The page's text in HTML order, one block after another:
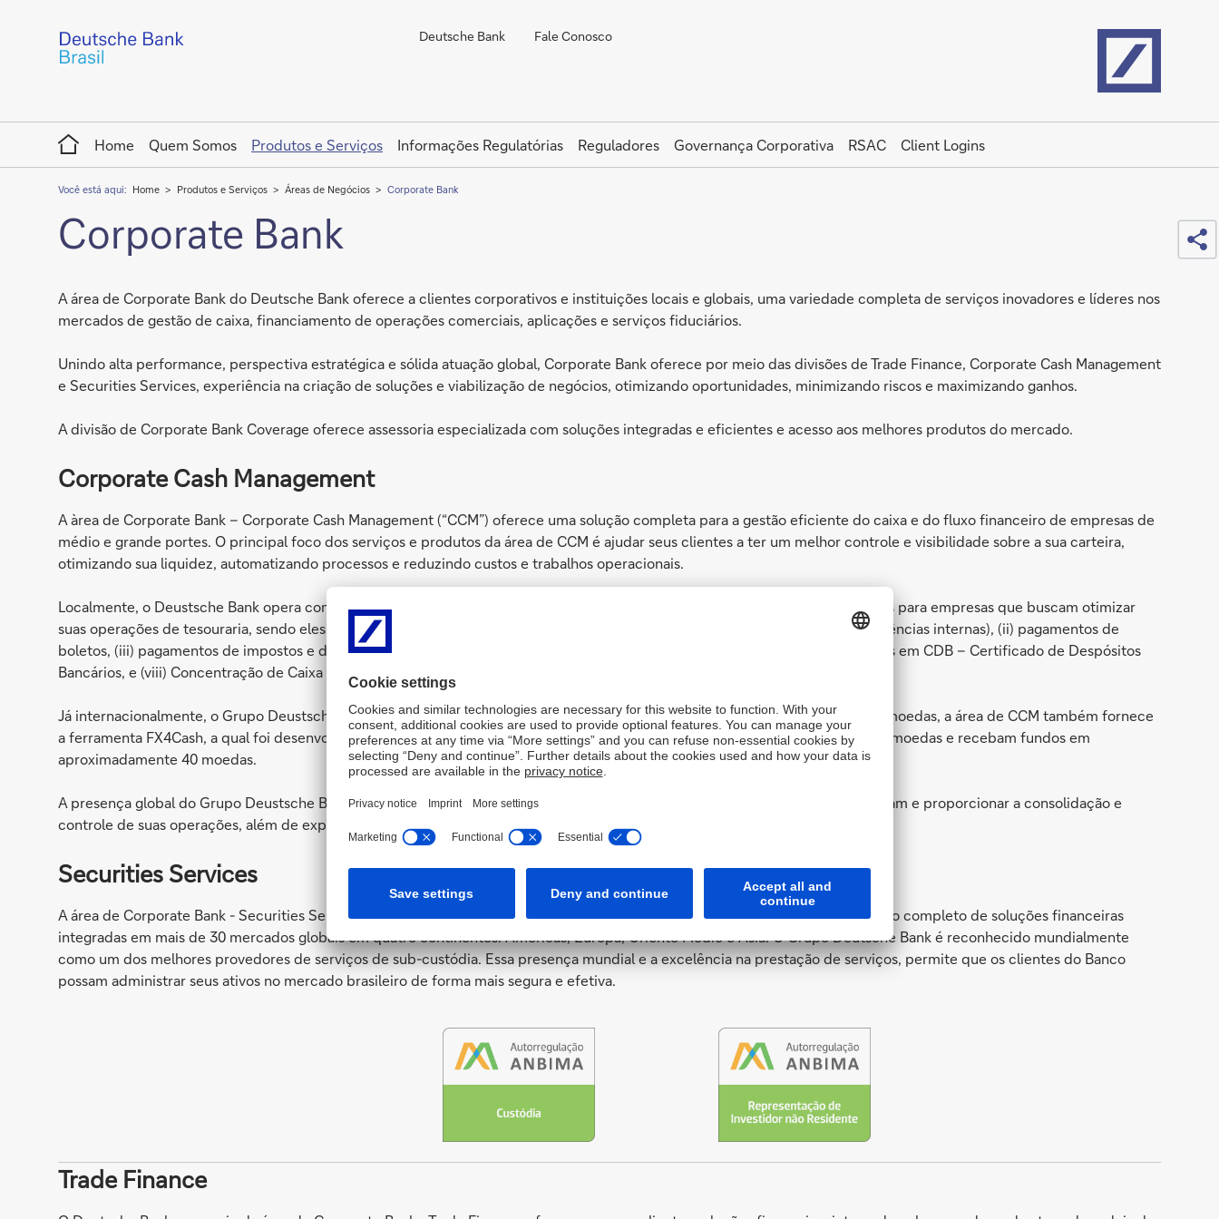
Deutsche Bank Fale Conosco
Home
Home
Quem Somos Produtos e Serviços Informações Regulatórias Reguladores Governança Corporativa RSAC Client Logins
Você está aqui: Home Produtos e Serviços Áreas de Negócios Corporate Bank
Corporate Bank
A área de Corporate Bank do Deutsche Bank oferece a clientes corporativos e instituições locais e globais, uma variedade completa de serviços inovadores e líderes nos
mercados de gestão de caixa, financiamento de operações comerciais, aplicações e serviços fiduciários.
Unindo alta performance, perspectiva estratégica e sólida atuação global, Corporate Bank oferece por meio das divisões de Trade Finance, Corporate Cash Management
e Securities Services, experiência na criação de soluções e viabilização de negócios, otimizando oportunidades, minimizando riscos e maximizando ganhos.
A divisão de Corporate Bank Coverage oferece assessoria especializada com soluções integradas e eficientes e acesso aos melhores produtos do mercado.
Corporate Cash Management
A àrea de Corporate Bank – Corporate Cash Management (“CCM”) oferece uma solução completa para a gestão eficiente do caixa e do fluxo financeiro de empresas de
médio e grande portes. O principal foco dos serviços e produtos da área de CCM é ajudar seus clientes a ter um melhor controle e visibilidade sobre a sua carteira,
otimizando sua liquidez, automatizando processos e reduzindo custos e trabalhos operacionais.
Localmente, o Deustsche Bank opera com uma ampla variedade de produtos de pagamentos, recebimento e de liquidez, ideais para empresas que buscam otimizar
suas operações de tesouraria, sendo eles: (i) transferência eletrônicas (TEDs – Transferências Eletrônicas Disponíveis e transferências internas), (ii) pagamentos de
boletos, (iii) pagamentos de impostos e de concessionárias, (iv) recebíveis de cartões, (vi) emissão de boletos, (vii) investimentos em CDB – Certificado de Despósitos
Bancários, e (viii) Concentração de Caixa Automático.
Já internacionalmente, o Grupo Deustsche Bank, além da possibilidade de abrir contas em várias localizações e em diferentes moedas, a área de CCM também fornece
a ferramenta FX4Cash, a qual foi desenvolvida para possibilitar que os clientes do Banco realizem pagamentos em mais de 120 moedas e recebam fundos em
aproximadamente 40 moedas.
A presença global do Grupo Deustsche Bank tem como objetivo atender às necessidades de seus clientes onde quer que estejam e proporcionar a consolidação e
controle de suas operações, além de expandir as oportunidades de receita.
Securities Services
A área de Corporate Bank - Securities Services oferece a clientes institucionais globais ao redor do mundo acesso a um portfólio completo de soluções financeiras
integradas em mais de 30 mercados globais em quatro continentes: Américas, Europa, Oriente Médio e Ásia. O Grupo Deutsche Bank é reconhecido mundialmente
como um dos melhores provedores de serviços de sub-custódia. Essa presença mundial e a excelência na prestação de serviços, permite que os clientes do Banco
possam administrar seus ativos no mercado brasileiro de forma mais segura e efetiva.
Trade Finance